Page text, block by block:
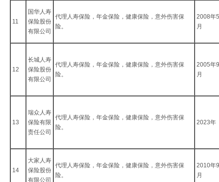
11
国华人寿
保险股份
有限公司
代理人寿保险，年金保险，健康保险，意外伤害保
险。
2008年
月
12
长城人寿
保险股份
有限公司
代理人寿保险，年金保险，健康保险，意外伤害保
险。
2005年
月
13
瑞众人寿
保险有限
责任公司
代理人寿保险，年金保险，健康保险，意外伤害保
险。
2023年
14
大家人寿
保险股份
有限公司
代理人寿保险，年金保险，健康保险，意外伤害保
险。
2010年
月